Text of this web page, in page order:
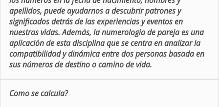
apellidos, puede ayudarnos a descubrir patrones y
significados detrás de las experiencias y eventos en
nuestras vidas. Además, la numerologia de pareja es una
aplicación de esta disciplina que se centra en analizar la
compatibilidad y dinámica entre dos personas basada en
sus números de destino o camino de vida.
Como se calcula?